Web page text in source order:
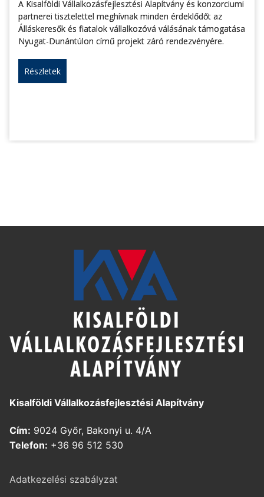
A Kisalföldi Vállalkozásfejlesztési Alapítvány és konzorciumi
partnerei tisztelettel meghívnak minden érdeklődőt az
Álláskeresők és fiatalok vállalkozóvá válásának támogatása
Nyugat-Dunántúlon című projekt záró rendezvényére.
Részletek
Kisalföldi Vállalkozásfejlesztési Alapítvány
Cím: 9024 Győr, Bakonyi u. 4/A
Telefon: +36 96 512 530
Adatkezelési szabályzat